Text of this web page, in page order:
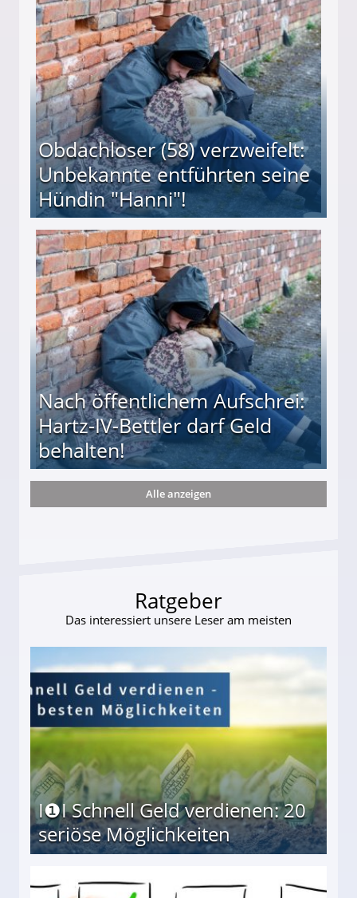
Mutter freigesprochen!
Obdachloser (58) verzweifelt:
Unbekannte entführten seine
Hündin "Hanni"!
entführten seine Hündin "Hanni"!
Nach öffentlichem Aufschrei:
Hartz-IV-Bettler darf Geld
behalten!
darf Geld behalten!
Alle anzeigen
Ratgeber
Das interessiert unsere Leser am meisten
I❶I Schnell Geld verdienen: 20
seriöse Möglichkeiten